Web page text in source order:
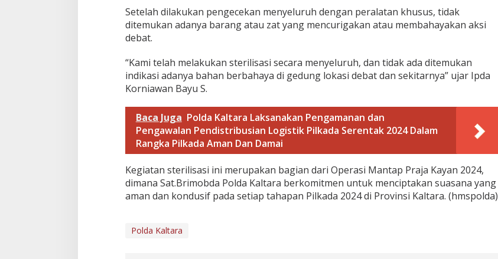
a
P
i
l
a
d
a
K
a
t
a
r
Setelah dilakukan pengecekan menyeluruh dengan peralatan khusus, tidak
ditemukan adanya barang atau zat yang mencurigakan atau membahayakan aksi
debat.
“Kami telah melakukan sterilisasi secara menyeluruh, dan tidak ada ditemukan
indikasi adanya bahan berbahaya di gedung lokasi debat dan sekitarnya” ujar Ipda
Korniawan Bayu S.
Baca Juga Polda Kaltara Laksanakan Pengamanan dan
Pengawalan Pendistribusian Logistik Pilkada Serentak 2024 Dalam
Rangka Pilkada Aman Dan Damai
Kegiatan sterilisasi ini merupakan bagian dari Operasi Mantap Praja Kayan 2024,
dimana Sat.Brimobda Polda Kaltara berkomitmen untuk menciptakan suasana yang
aman dan kondusif pada setiap tahapan Pilkada 2024 di Provinsi Kaltara. (hmspolda)
Polda Kaltara